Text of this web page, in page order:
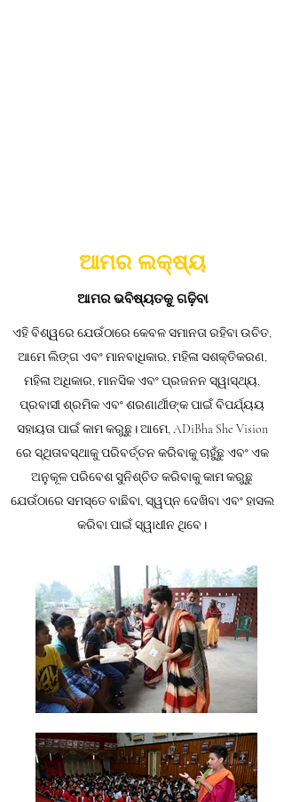
ଆମର ଲକ୍ଷ୍ୟ
ଆମର ଭବିଷ୍ୟତକୁ ଗଢ଼ିବା
ଏହି ବିଶ୍ୱରେ ଯେଉଁଠାରେ କେବଳ ସମାନତା ରହିବା ଉଚିତ,
ଆମେ ଲିଙ୍ଗ ଏବଂ ମାନବାଧିକାର, ମହିଳା ସଶକ୍ତିକରଣ,
ମହିଳା ଅଧିକାର, ମାନସିକ ଏବଂ ପ୍ରଜନନ ସ୍ୱାସ୍ଥ୍ୟ,
ପ୍ରବାସୀ ଶ୍ରମିକ ଏବଂ ଶରଣାର୍ଥୀଙ୍କ ପାଇଁ ବିପର୍ଯ୍ୟୟ
ସହାୟତା ପାଇଁ କାମ କରୁଛୁ। ଆମେ, ADiBha She Vision
ରେ ସ୍ଥିତାବସ୍ଥାକୁ ପରିବର୍ତ୍ତନ କରିବାକୁ ଚାହୁଁଛୁ ଏବଂ ଏକ
ଅନୁକୂଳ ପରିବେଶ ସୁନିଶ୍ଚିତ କରିବାକୁ କାମ କରୁଛୁ
ଯେଉଁଠାରେ ସମସ୍ତେ ବାଛିବା, ସ୍ୱପ୍ନ ଦେଖିବା ଏବଂ ହାସଲ
କରିବା ପାଇଁ ସ୍ୱାଧୀନ ଥିବେ।